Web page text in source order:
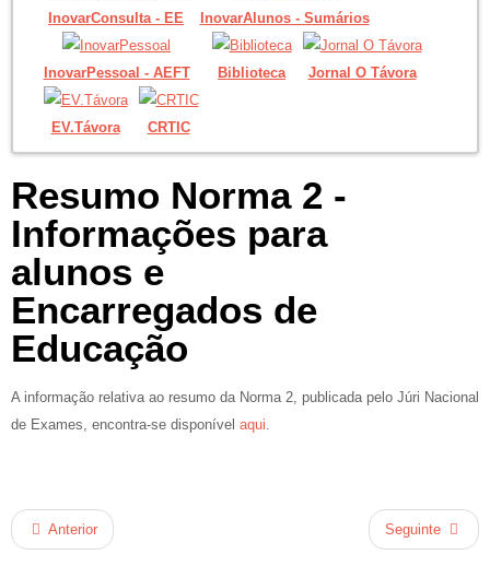
InovarConsulta - EE InovarAlunos - Sumários
InovarPessoal - AEFT Biblioteca Jornal O Távora
EV.Távora CRTIC
Resumo Norma 2 -
Informações para
alunos e
Encarregados de
Educação
A informação relativa ao resumo da Norma 2, publicada pelo Júri Nacional
de Exames, encontra-se disponível aqui
Anterior Seguinte